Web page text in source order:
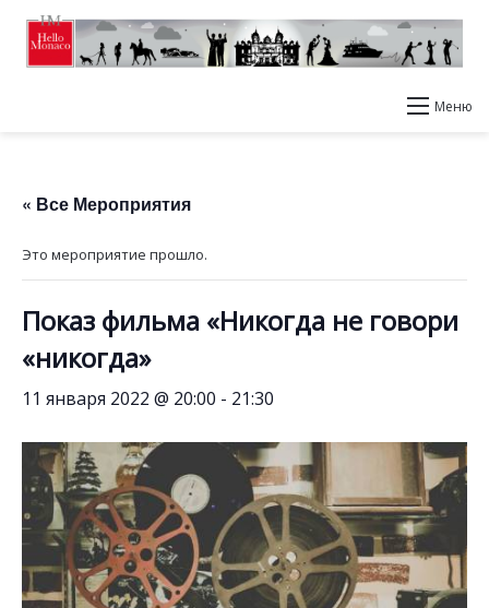
Меню
« Все Мероприятия
Это мероприятие прошло.
Показ фильма «Никогда не говори
«никогда»
11 января 2022 @ 20:00 - 21:30